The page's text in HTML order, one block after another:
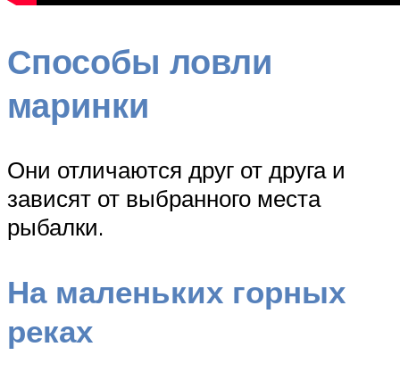
Способы ловли
маринки
Они отличаются друг от друга и
зависят от выбранного места
рыбалки.
На маленьких горных
реках